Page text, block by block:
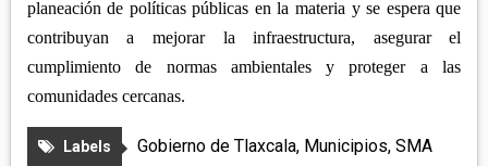
planeación de políticas públicas en la materia y se espera que
contribuyan a mejorar la infraestructura, asegurar el
cumplimiento de normas ambientales y proteger a las
comunidades cercanas.
Labels Gobierno de Tlaxcala, Municipios, SMA